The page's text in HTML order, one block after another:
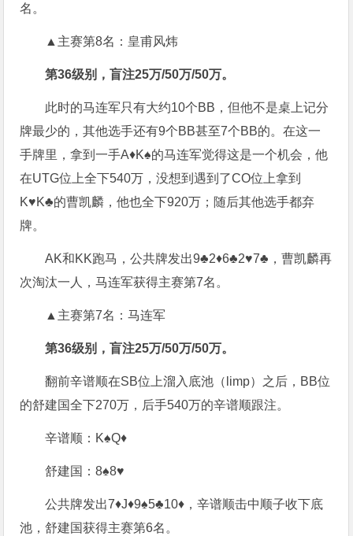
名。
▲主赛第8名：皇甫风炜
第36级别，盲注25万/50万/50万。
此时的马连军只有大约10个BB，但他不是桌上记分
牌最少的，其他选手还有9个BB甚至7个BB的。在这一
手牌里，拿到一手A♦K♠的马连军觉得这是一个机会，他
在UTG位上全下540万，没想到遇到了CO位上拿到
K♥K♣的曹凯麟，他也全下920万；随后其他选手都弃
牌。
AK和KK跑马，公共牌发出9♣2♦6♣2♥7♣，曹凯麟再
次淘汰一人，马连军获得主赛第7名。
▲主赛第7名：马连军
第36级别，盲注25万/50万/50万。
翻前辛谱顺在SB位上溜入底池（limp）之后，BB位
的舒建国全下270万，后手540万的辛谱顺跟注。
辛谱顺：K♠Q♦
舒建国：8♠8♥
公共牌发出7♦J♦9♠5♣10♦，辛谱顺击中顺子收下底
池，舒建国获得主赛第6名。